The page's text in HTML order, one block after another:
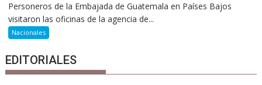
Personeros de la Embajada de Guatemala en Países Bajos
visitaron las oficinas de la agencia de...
Nacionales
EDITORIALES